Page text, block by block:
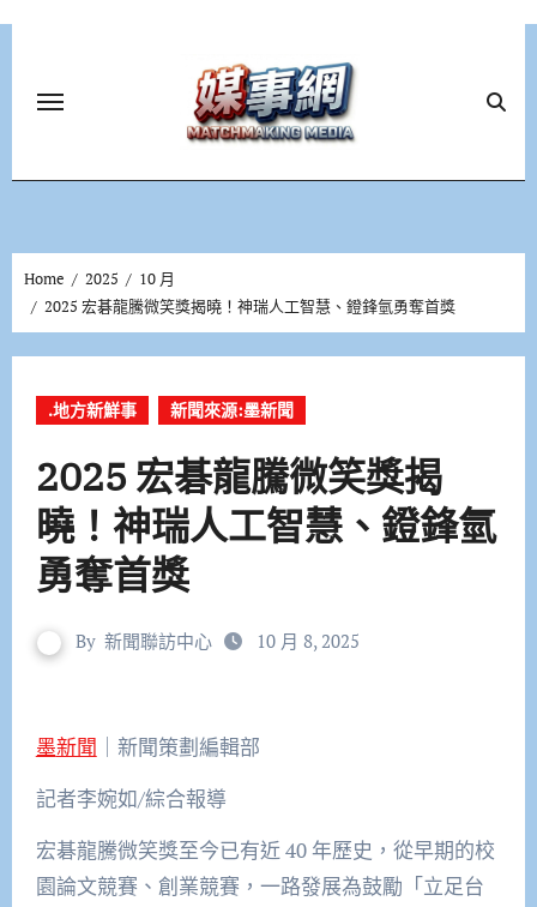
Home 2025
10 月
2025 宏碁龍騰微笑獎揭曉！神瑞人工智慧、鐙鋒氫勇奪首獎
.地方新鮮事 新聞來源:墨新聞
2025 宏碁龍騰微笑獎揭
曉！神瑞人工智慧、鐙鋒氫
勇奪首獎
By 新聞聯訪中心 10 月 8, 2025
墨新聞 ｜新聞策劃編輯部
記者李婉如/綜合報導
宏碁龍騰微笑獎至今已有近 40年歷史，從早期的校
園論文競賽、創業競賽，一路發展為鼓勵「立足台